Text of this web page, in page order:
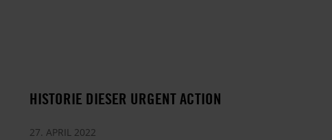
HISTORIE DIESER URGENT ACTION
27. APRIL 2022